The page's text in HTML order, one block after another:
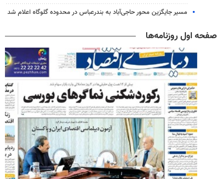
مسیر جایگزین محور حاجی‌آباد به بندرعباس در محدوده گلوگاه اعلام شد
صفحه اول روزنامه‌ها